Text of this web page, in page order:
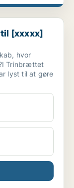
Trinbræt...
[xxxxx]
hvor
Trinbrættet
lyst til at gøre